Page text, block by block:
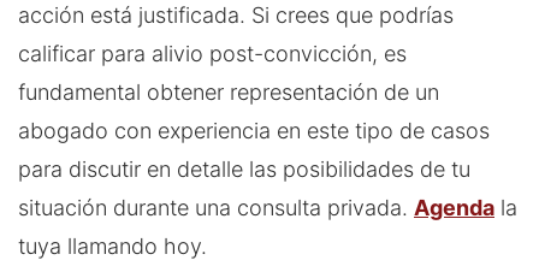
acción está justificada. Si crees que podrías
calificar para alivio post-convicción, es
fundamental obtener representación de un
abogado con experiencia en este tipo de casos
para discutir en detalle las posibilidades de tu
situación durante una consulta privada. Agenda la
tuya llamando hoy.